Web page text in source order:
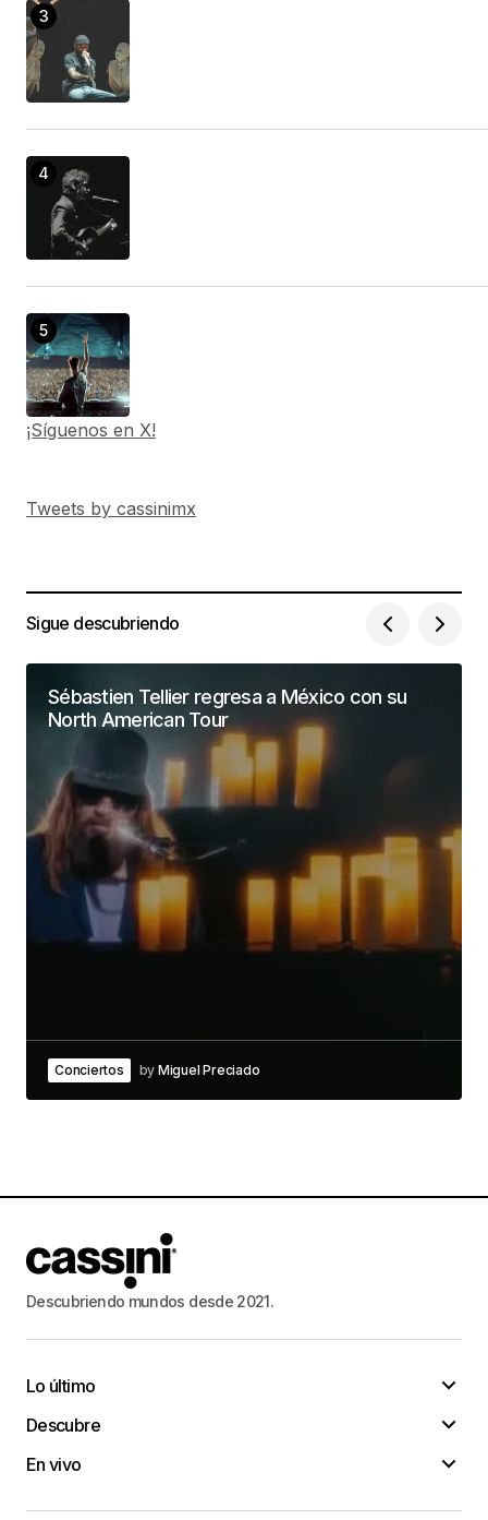
¡Síguenos en X!
Tweets by cassinimx
Sigue descubriendo
Sébastien Tellier regresa a México con su
North American Tour
Conciertos by Miguel Preciado
Descubriendo mundos desde 2021.
Lo último
Descubre
En vivo